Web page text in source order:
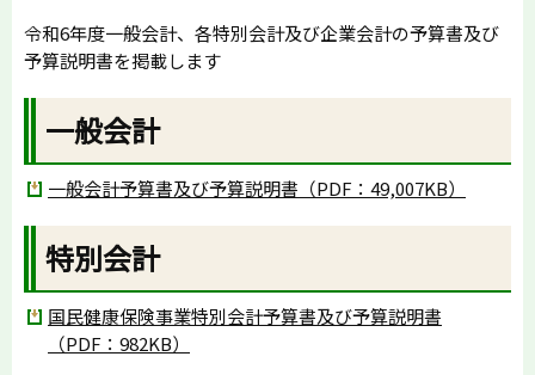
令和6年度一般会計、各特別会計及び企業会計の予算書及び
予算説明書を掲載します
一般会計
一般会計予算書及び予算説明書（PDF：49,007KB）
特別会計
国民健康保険事業特別会計予算書及び予算説明書
（PDF：982KB）